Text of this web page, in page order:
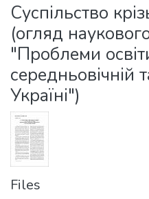
Statistics
Суспільство
(огляд
"Проблеми
середньовічній
Україні")
Files